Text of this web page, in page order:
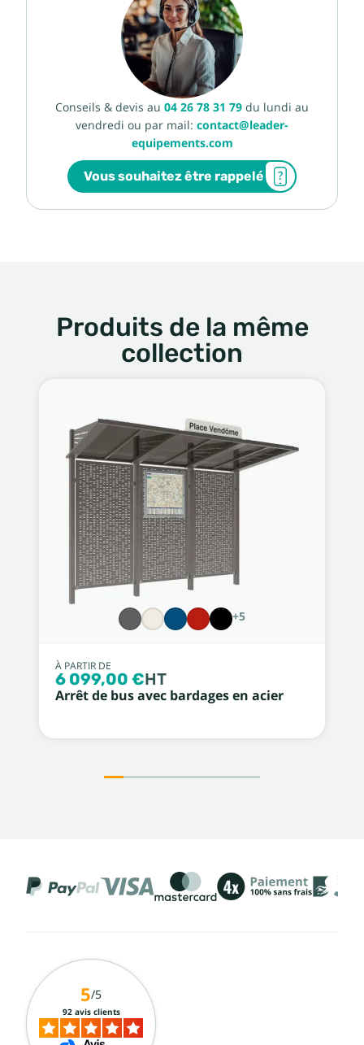
Conseils & devis au 04 26 78 31 79 du lundi au
vendredi ou par mail: contact@leader-
equipements.com
Vous souhaitez être rappelé
Produits de la même
collection
+5
À PARTIR DE
6 099,00 €HT
Arrêt de bus avec bardages en acier
5/5
92 avis clients